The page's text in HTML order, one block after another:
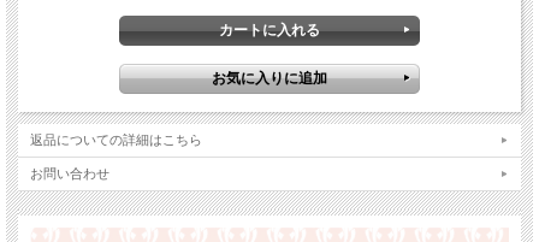
返品についての詳細はこちら
お問い合わせ